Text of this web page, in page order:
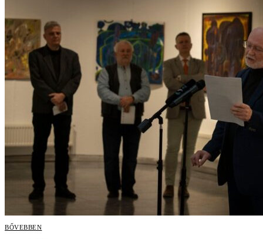
BŐVEBBEN